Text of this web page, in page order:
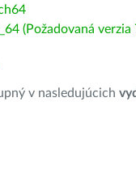
(Požadovaná verzia
v nasledujúcich